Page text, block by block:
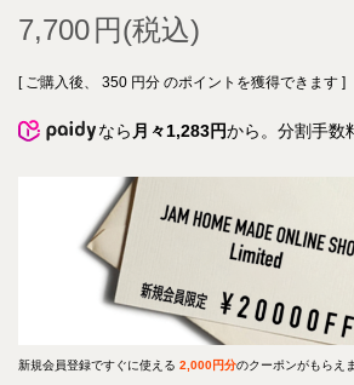
7,700
[ ご購入後、 350 円分 のポイントを獲得できます ]
なら 月々1,283円から。分割手数
新規会員登録ですぐに使える 2,000円分のクーポンがもらえ